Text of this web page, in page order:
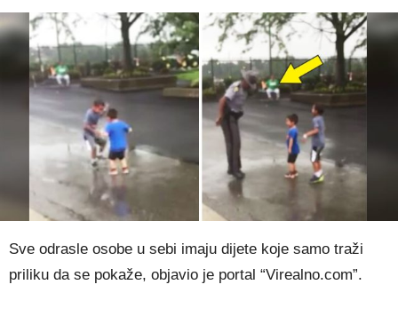
Sve odrasle osobe u sebi imaju dijete koje samo traži
priliku da se pokaže, objavio je portal “Virealno.com”.